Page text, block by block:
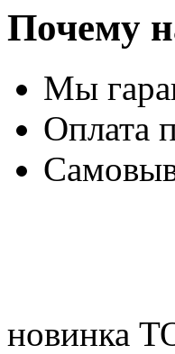
Почему
Мы
Оплата
новинка